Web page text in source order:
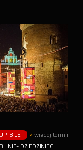
BILET » więcej terminów
DZIEDZINIEC